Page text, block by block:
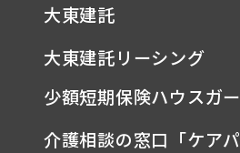
大東建託
大東建託リーシング
少額短期保険ハウスガ
介護相談の窓口「ケアパ